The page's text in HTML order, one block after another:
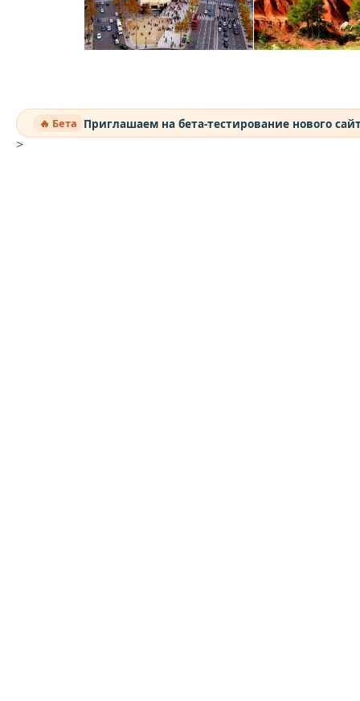
🔥 Бета Приглашаем на бета-тестирование нового
>